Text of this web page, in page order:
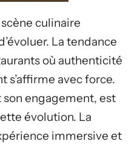
culinaire
La tendance
où authenticité
s’affirme avec force.
son engagement, est
évolution. La
immersive et